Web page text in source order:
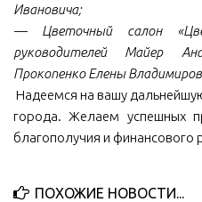
Ивановича;
— Цветочный салон
руководителей Майер
Прокопенко Елены
Надеемся на вашу
города. Желаем успешных
благополучия и финансового
ПОХОЖИЕ НОВОСТИ...